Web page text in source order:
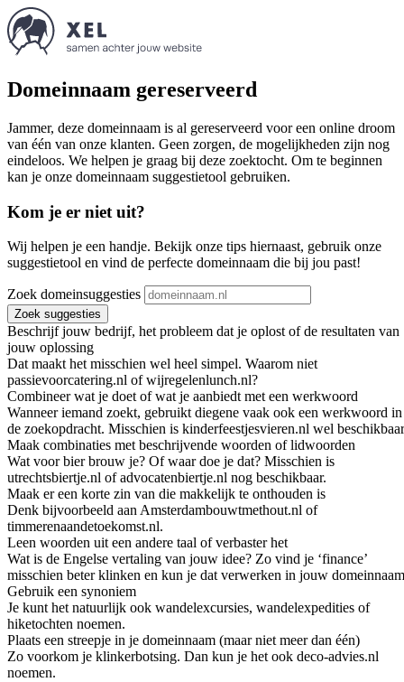
Domeinnaam gereserveerd
Jammer, deze domeinnaam is al gereserveerd voor een online droom
van één van onze klanten. Geen zorgen, de mogelijkheden zijn nog
eindeloos. We helpen je graag bij deze zoektocht. Om te beginnen
kan je onze domeinnaam suggestietool gebruiken.
Kom je er niet uit?
Wij helpen je een handje. Bekijk onze tips hiernaast, gebruik onze
suggestietool en vind de perfecte domeinnaam die bij jou past!
Zoek domeinsuggesties
Zoek suggesties
Beschrijf jouw bedrijf, het probleem dat je oplost of de resultaten van
jouw oplossing
Dat maakt het misschien wel heel simpel. Waarom niet
passievoorcatering.nl of wijregelenlunch.nl?
Combineer wat je doet of wat je aanbiedt met een werkwoord
Wanneer iemand zoekt, gebruikt diegene vaak ook een werkwoord in
de zoekopdracht. Misschien is kinderfeestjesvieren.nl wel
Maak combinaties met beschrijvende woorden of lidwoorden
Wat voor bier brouw je? Of waar doe je dat? Misschien is
utrechtsbiertje.nl of advocatenbiertje.nl nog beschikbaar.
Maak er een korte zin van die makkelijk te onthouden is
Denk bijvoorbeeld aan Amsterdambouwtmethout.nl of
timmerenaandetoekomst.nl.
Leen woorden uit een andere taal of verbaster het
Wat is de Engelse vertaling van jouw idee? Zo vind je ‘finance’
misschien beter klinken en kun je dat verwerken in jouw
Gebruik een synoniem
Je kunt het natuurlijk ook wandelexcursies, wandelexpedities of
hiketochten noemen.
Plaats een streepje in je domeinnaam (maar niet meer dan één)
Zo voorkom je klinkerbotsing. Dan kun je het ook deco-advies.nl
noemen.